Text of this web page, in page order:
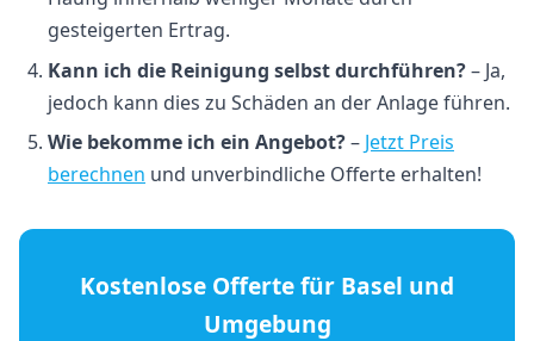
gesteigerten Ertrag.
Kann ich die Reinigung selbst durchführen?– Ja,
jedoch kann dies zu Schäden an der Anlage führen.
Wie bekomme ich ein Angebot?– Jetzt Preis
berechnen und unverbindliche Offerte erhalten!
Kostenlose Offerte für Basel und
Umgebung